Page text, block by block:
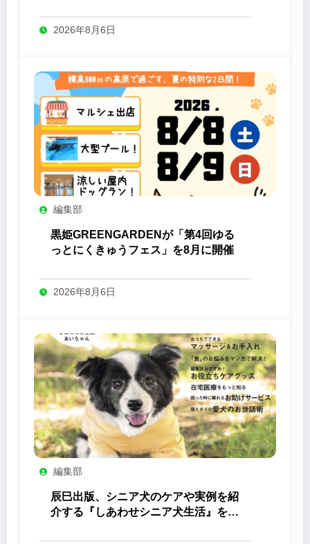
2026年8月6日
編集部
黒姫GREENGARDENが「第4回ゆる
っとにくきゅうフェス」を8月に開催
2026年8月6日
編集部
辰巳出版、シニア犬のケアや実例を紹
介する『しあわせシニア犬生活』を発